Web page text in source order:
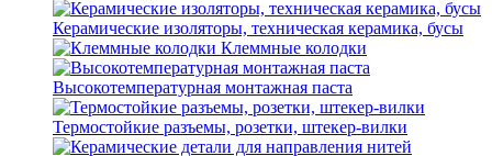
Керамические изоляторы, техническая керамика, бусы
Клеммные колодки
Высокотемпературная монтажная паста
Термостойкие разъемы, розетки, штекер-вилки